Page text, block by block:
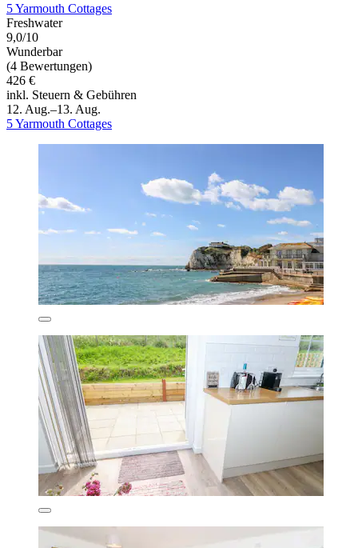
5 Yarmouth Cottages
Freshwater
9,0/10
Wunderbar
(4 Bewertungen)
426 €
inkl. Steuern & Gebühren
12. Aug.–13. Aug.
5 Yarmouth Cottages